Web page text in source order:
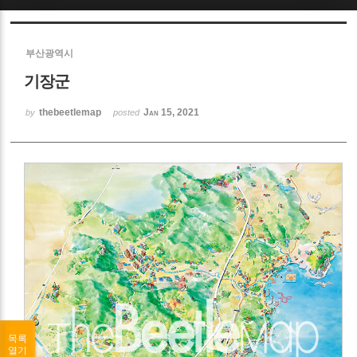
부산광역시
기장군
by thebeetlemap posted Jan 15, 2021
목록
열기
Sketchbook5, 스케치북5
Sketchbook5, 스케치북5